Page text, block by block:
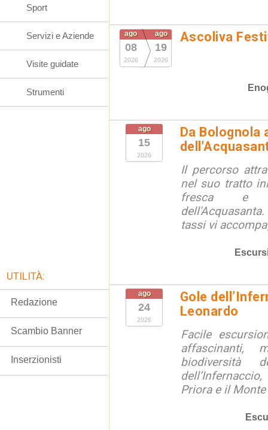
ago
08
2026
ago
19
2026
Ascoliva
ago
15
2026
Da Bolognola
Il percorso
nel suo tratto
fresca e
tassi vi
ago
24
2026
Gole
Leonardo
Facile
affascinanti,
biodiversità
Priora e il
Sport
Servizi e Aziende
Visite guidate
Strumenti
UTILITÀ:
Redazione
Scambio Banner
Inserzionisti